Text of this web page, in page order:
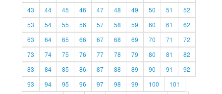
43
44 45 46 47 48 49 50 51
52
53
54 55 56 57 58 59 60 61
62
63
64 65 66 67 68 69 70 71
72
73
74 75 76 77 78 79 80 81
82
83
84 85 86 87 88 89 90 91
92
93
94 95 96 97 98 99 100
101